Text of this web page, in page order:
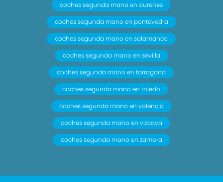
coches segunda mano en ourense
coches segunda mano en pontevedra
coches segunda mano en salamanca
coches segunda mano en sevilla
coches segunda mano en tarragona
coches segunda mano en toledo
coches segunda mano en valencia
coches segunda mano en vizcaya
coches segunda mano en zamora